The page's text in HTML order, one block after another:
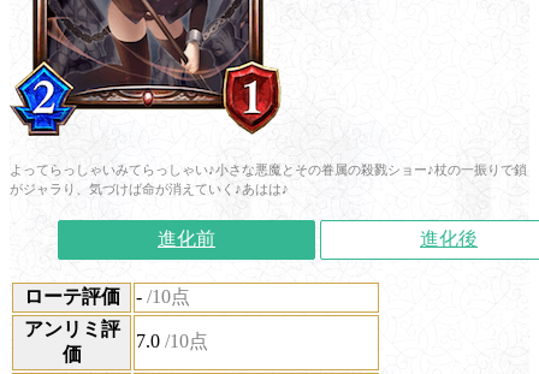
よってらっしゃいみてらっしゃい♪小さな悪魔とその眷属の殺戮ショー♪杖の一振りで鎖
がジャラり、気づけば命が消えていく♪あはは♪
進化前 進化後
ローテ評価 - /10点
アンリミ評
価
7.0 /10点